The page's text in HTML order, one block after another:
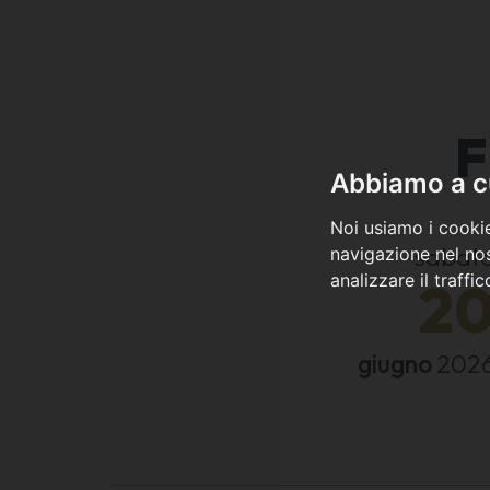
Abbiamo a
Noi usiamo i
navigazione nel
analizzare il
giugno